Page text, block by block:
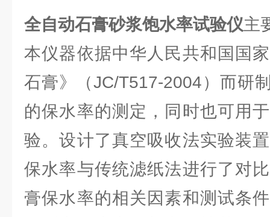
全自动石膏砂浆饱水率试验仪主
本仪器依据中华人民共和国国
石膏》（JC/T517-2004）而研
的保水率的测定，同时也可用
验。设计了真空吸收法实验装
保水率与传统滤纸法进行了对
膏保水率的相关因素和测试条